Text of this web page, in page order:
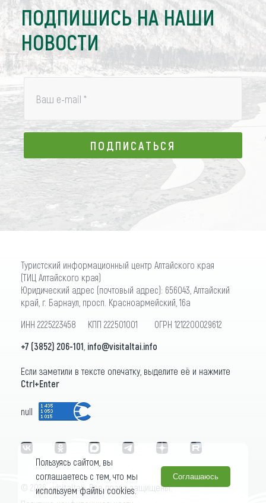
ПОДПИШИСЬ НА НАШИ
НОВОСТИ
Ваш e-mail *
ПОДПИСАТЬСЯ
ПОДПИСАТЬСЯ
Туристский информационный центр Алтайского края
(ТИЦ Алтайского края)
Юридический адрес (почтовый адрес): 656043, Алтайский
край, г. Барнаул, просп. Красноармейский, 16а
ИНН 2225223458 КПП 222501001 ОГРН 1212200029612
+7 (3852) 206-101 info@visitaltai.info
Если заметили в тексте опечатку, выделите её и нажмите
Ctrl+Enter
null
© 2026 «visitaltai» Все права защищены.
Пользуясь сайтом, вы
соглашаетесь с тем, что мы
используем файлы cookies.
Соглашаюсь